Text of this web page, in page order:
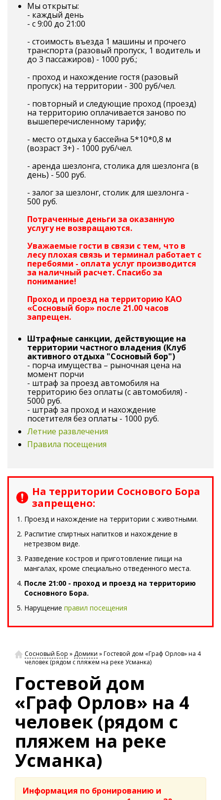
Мы открыты:
- каждый день
- с 9:00 до 21:00
- стоимость въезда 1 машины и прочего
транспорта (разовый пропуск, 1 водитель и
до 3 пассажиров) - 1000 руб.;
- проход и нахождение гостя (разовый
пропуск) на территории - 300 руб/чел.
- повторный и следующие проход (проезд)
на территорию оплачивается заново по
вышеперечисленному тарифу;
- место отдыха у бассейна 5*10*0,8 м
(возраст 3+) - 1000 руб/чел.
- аренда шезлонга, столика для шезлонга (в
день) - 500 руб.
- залог за шезлонг, столик для шезлонга -
500 руб.
Потраченные деньги за оказанную
услугу не возвращаются.
Уважаемые гости в связи с тем, что в
лесу плохая связь и терминал работает с
перебоями - оплата услуг производится
за наличный расчет. Спасибо за
понимание!
Проход и проезд на территорию КАО
«Сосновый бор» после 21.00 часов
запрещен.
Штрафные санкции, действующие на
территории частного владения (Клуб
активного отдыха "Сосновый бор")
- порча имущества – рыночная цена на
момент порчи
- штраф за проезд автомобиля на
территорию без оплаты (с автомобиля) -
5000 руб.
- штраф за проход и нахождение
посетителя без оплаты - 1000 руб.
Летние развлечения
Правила посещения
На территории Соснового Бора
запрещено:
Проезд и нахождение на территории с животными.
Распитие спиртных напитков и нахождение в
нетрезвом виде.
Разведение костров и приготовление пищи на
мангалах, кроме специально отведенного места.
После 21:00 - проход и проезд на территорию
Сосновного Бора.
Нарущение правил посещения
Сосновый Бор » Домики »Гостевой дом «Граф Орлов» на 4
человек (рядом с пляжем на реке Усманка)
Гостевой дом
«Граф Орлов» на 4
человек (рядом с
пляжем на реке
Усманка)
Информация по бронированию и